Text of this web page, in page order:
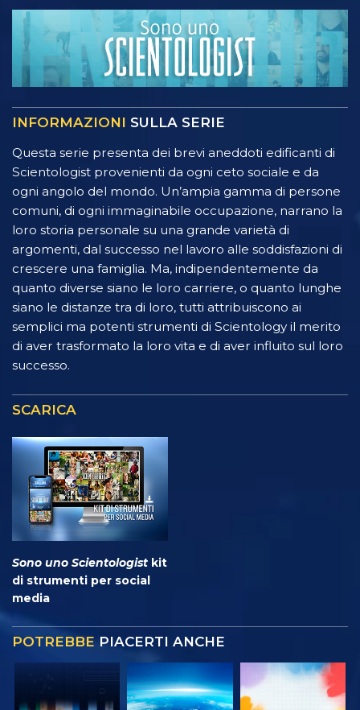
INFORMAZIONI SULLA SERIE
Questa serie presenta dei brevi aneddoti edificanti di
Scientologist provenienti da ogni ceto sociale e da
ogni angolo del mondo. Un’ampia gamma di persone
comuni, di ogni immaginabile occupazione, narrano la
loro storia personale su una grande varietà di
argomenti, dal successo nel lavoro alle soddisfazioni di
crescere una famiglia. Ma, indipendentemente da
quanto diverse siano le loro carriere, o quanto lunghe
siano le distanze tra di loro, tutti attribuiscono ai
semplici ma potenti strumenti di Scientology il merito
di aver trasformato la loro vita e di aver influito sul loro
successo.
SCARICA
Sono uno Scientologist kit
di strumenti per social
media
POTREBBE PIACERTI ANCHE